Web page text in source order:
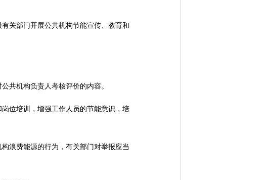
部门开展公共机构节能宣传、教育和
机构负责人考核评价的内容。
位培训，增强工作人员的节能意识，培
费能源的行为，有关部门对举报应当